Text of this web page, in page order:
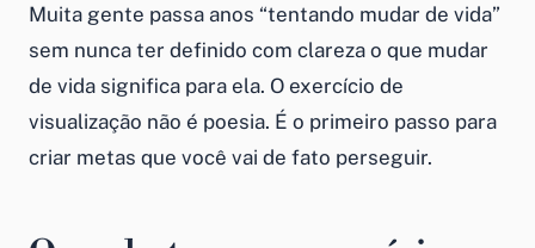
Muita gente passa anos “tentando mudar de vida”
sem nunca ter definido com clareza o que mudar
de vida significa para ela. O exercício de
visualização não é poesia. É o primeiro passo para
criar metas que você vai de fato perseguir.